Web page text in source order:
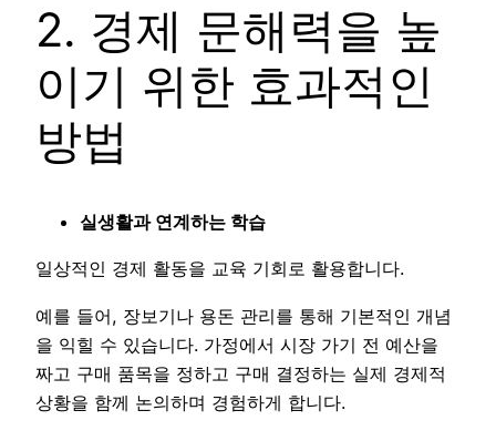
2. 경제 문해력을 높
이기 위한 효과적인
방법
실생활과 연계하는 학습
일상적인 경제 활동을 교육 기회로 활용합니다.
예를 들어, 장보기나 용돈 관리를 통해 기본적인 개념
을 익힐 수 있습니다. 가정에서 시장 가기 전 예산을
짜고 구매 품목을 정하고 구매 결정하는 실제 경제적
상황을 함께 논의하며 경험하게 합니다.